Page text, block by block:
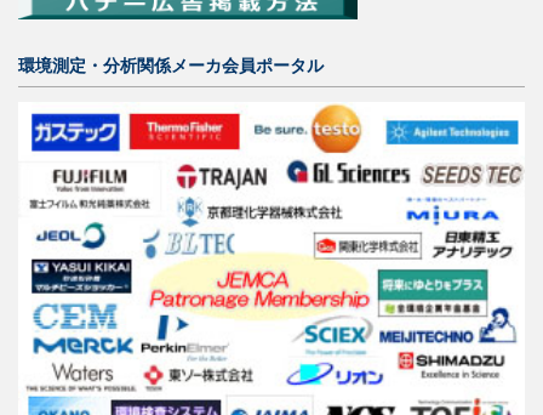
環境測定・分析関係メーカ会員ポータル